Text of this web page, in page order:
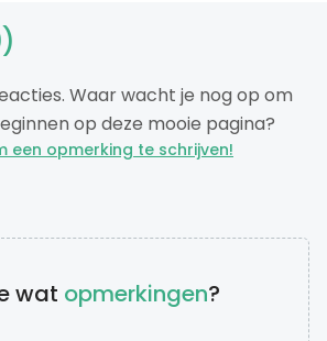
Waar wacht je nog op om
op deze mooie pagina?
een opmerking te schrijven!
wat opmerkingen?